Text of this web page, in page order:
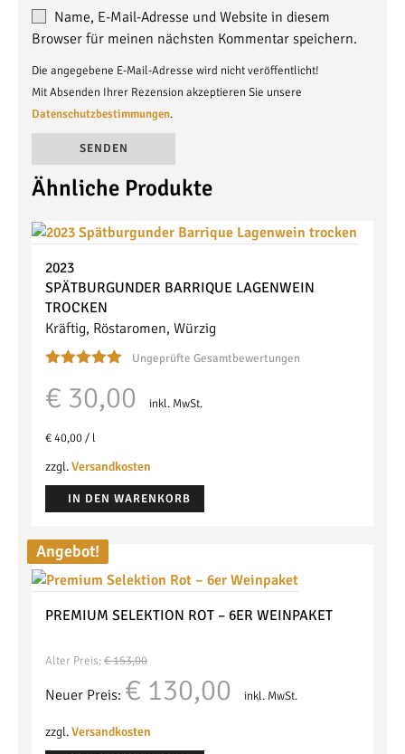
Name, E-Mail-Adresse und Website in diesem
Browser für meinen nächsten Kommentar speichern.
Die angegebene E-Mail-Adresse wird nicht veröffentlicht!
Mit Absenden Ihrer Rezension akzeptieren Sie unsere
Datenschutzbestimmungen.
Alternative:
Ähnliche Produkte
2023
SPÄTBURGUNDER BARRIQUE LAGENWEIN
TROCKEN
Kräftig, Röstaromen, Würzig
5.00von 5
Ungeprüfte Gesamtbewertungen
€ 30,00 inkl. MwSt.
€40,00/ l
zzgl.Versandkosten
IN DEN WARENKORB
Angebot!
PREMIUM SELEKTION ROT – 6ER WEINPAKET
Alter Preis:€153,00
Ursprünglicher
Preis
war:
€ 153,00
Neuer Preis: € 130,00
Preis
inkl. MwSt.
zzgl.Versandkosten